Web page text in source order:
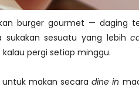
burger gourmet — daging
sukakan sesuatu yang lebih
pergi setiap minggu.
untuk makan secaradine in